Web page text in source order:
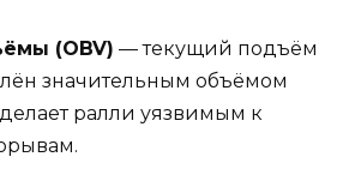
(OBV) — текущий подъём
значительным объёмом
ралли уязвимым к